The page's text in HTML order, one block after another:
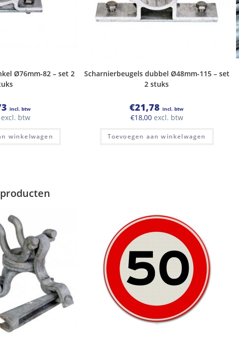
Ø76mm-82 – set 2
incl. btw
btw
winkelwagen
Scharnierbeugels dubbel Ø48mm-115 – set
2 stuks
€21,78 incl. btw
€18,00excl. btw
Toevoegen aan winkelwagen